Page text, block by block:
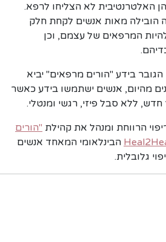
האלטרנטיבית לא הצליחו לרפא.
הובילה מאות אנשים לקחת חלק
המרפאים של עצמם, וכן
בידע "הורים מרפאים" יביא
מהיום, אנשים ישתמשו בידע כאשר
חדש, ללא סבל פיזי, רגשי ומנטלי.
הרווחת ומנהל את קהילת "הורים
הבינלאומי המאחד אנשים
גלובלית.